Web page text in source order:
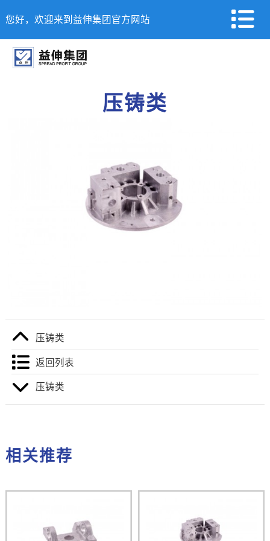
您好，欢迎来到益伸集团官方网站
压铸类
压铸类
返回列表
压铸类
相关推荐